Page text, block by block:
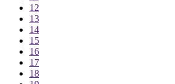
12
13
14
15
16
17
18